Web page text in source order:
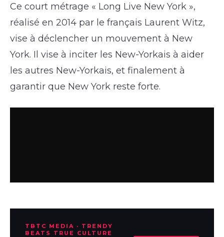
Ce court métrage « Long Live New York »,
réalisé en 2014 par le français Laurent Witz,
vise à déclencher un mouvement à New
York. Il vise à inciter les New-Yorkais à aider
les autres New-Yorkais, et finalement à
garantir que New York reste forte.
TBTC MEDIA · TRENDY
BEATS TRUE CULTURE